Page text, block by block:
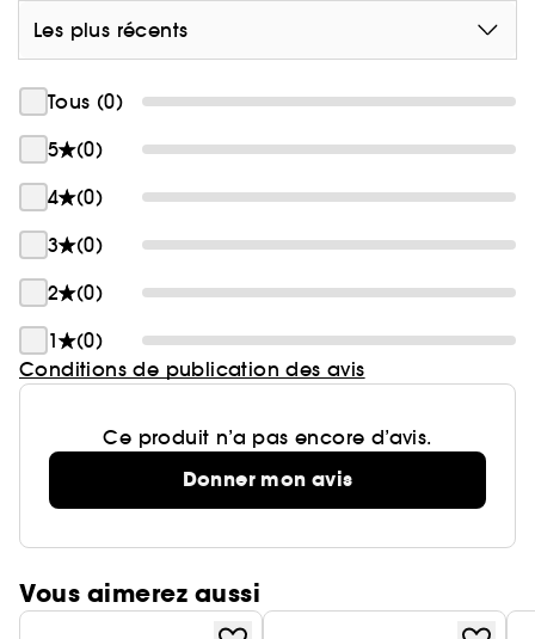
Les plus récents
Tous (0)
5
(0)
4
(0)
3
(0)
2
(0)
1
(0)
Conditions de publication des avis
Ce produit n’a pas encore d’avis.
Donner mon avis
Vous aimerez aussi